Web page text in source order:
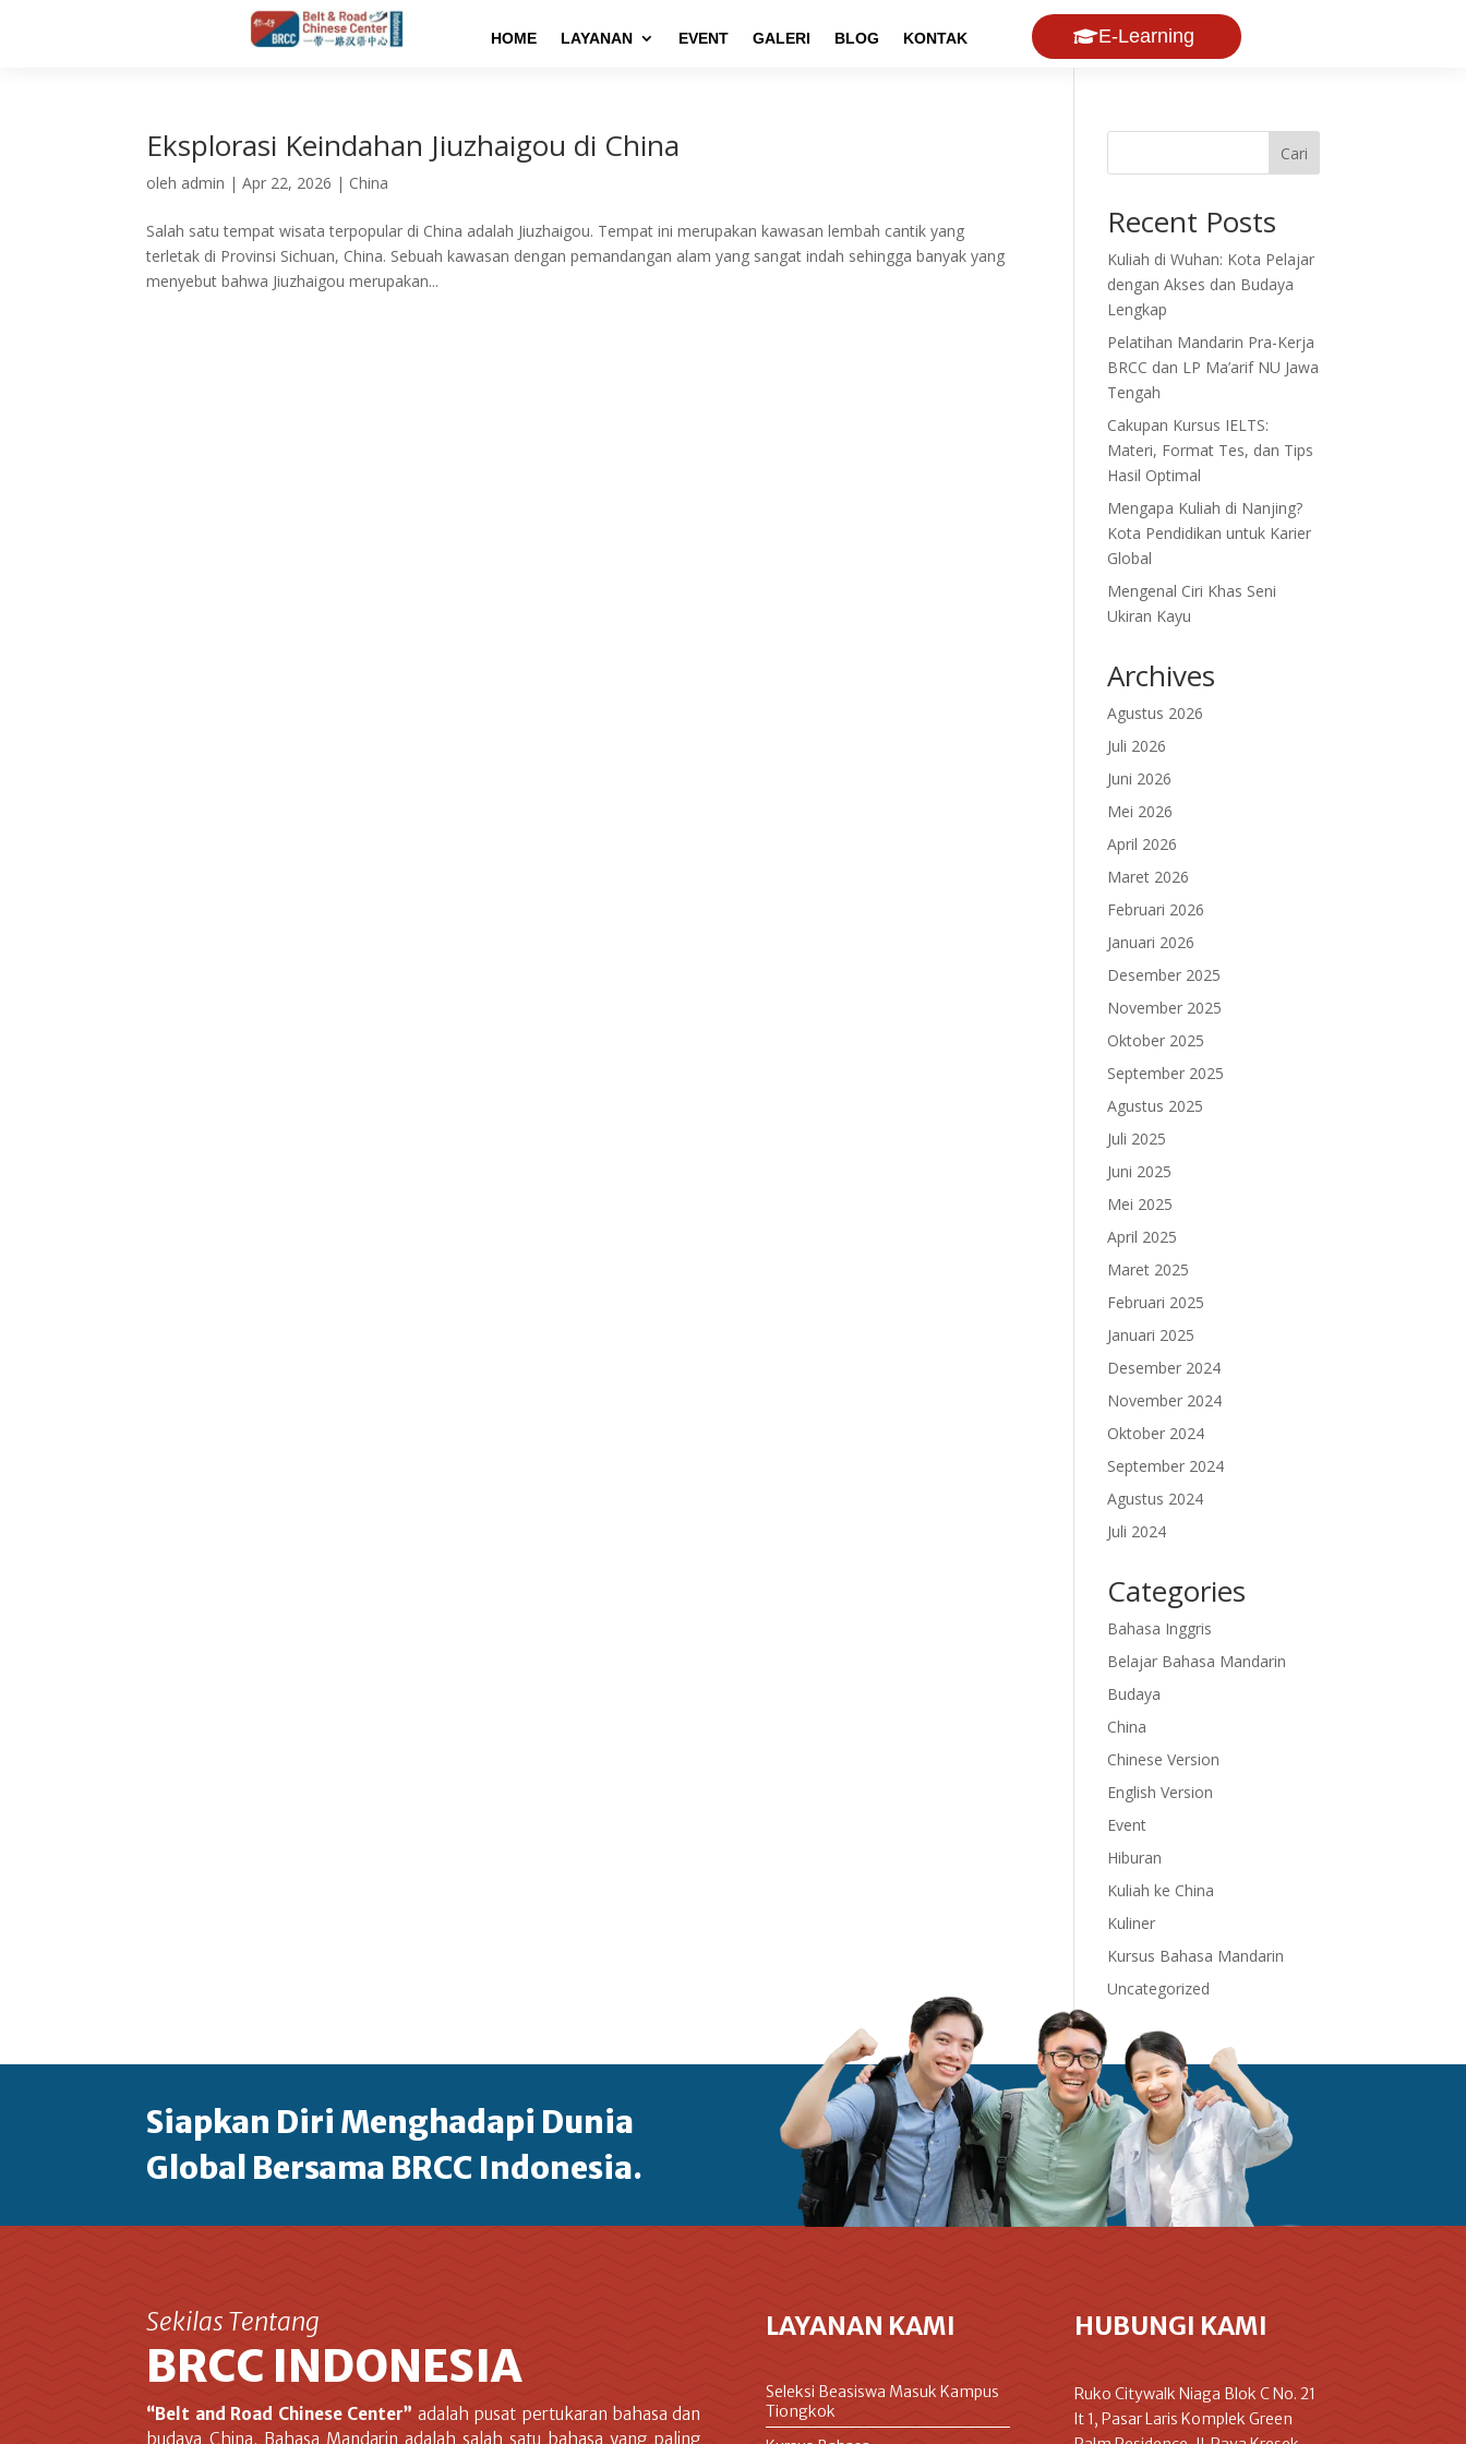
HOME LAYANAN EVENT GALERI BLOG KONTAK E-Learning
Eksplorasi Keindahan Jiuzhaigou di China
oleh admin |Apr 22, 2026 | China
Salah satu tempat wisata terpopular di China adalah Jiuzhaigou. Tempat ini merupakan kawasan lembah cantik yang
terletak di Provinsi Sichuan, China. Sebuah kawasan dengan pemandangan alam yang sangat indah sehingga banyak yang
menyebut bahwa Jiuzhaigou merupakan...
Cari
Recent Posts
Kuliah di Wuhan: Kota Pelajar
dengan Akses dan Budaya
Lengkap
Pelatihan Mandarin Pra-Kerja
BRCC dan LP Ma’arif NU Jawa
Tengah
Cakupan Kursus IELTS:
Materi, Format Tes, dan Tips
Hasil Optimal
Mengapa Kuliah di Nanjing?
Kota Pendidikan untuk Karier
Global
Mengenal Ciri Khas Seni
Ukiran Kayu
Archives
Agustus 2026
Juli 2026
Juni 2026
Mei 2026
April 2026
Maret 2026
Februari 2026
Januari 2026
Desember 2025
November 2025
Oktober 2025
September 2025
Agustus 2025
Juli 2025
Juni 2025
Mei 2025
April 2025
Maret 2025
Februari 2025
Januari 2025
Desember 2024
November 2024
Oktober 2024
September 2024
Agustus 2024
Juli 2024
Categories
Bahasa Inggris
Belajar Bahasa Mandarin
Budaya
China
Chinese Version
English Version
Event
Hiburan
Kuliah ke China
Kuliner
Kursus Bahasa Mandarin
Uncategorized
Siapkan Diri Menghadapi Dunia
Global Bersama BRCC Indonesia.
Sekilas Tentang
BRCC INDONESIA
“Belt and Road Chinese Center” adalah pusat pertukaran bahasa dan
budaya China. Bahasa Mandarin adalah salah satu bahasa yang paling
LAYANAN KAMI
Seleksi Beasiswa Masuk Kampus
Tiongkok
HUBUNGI KAMI
Ruko Citywalk Niaga Blok C No. 21
lt 1, Pasar Laris Komplek Green